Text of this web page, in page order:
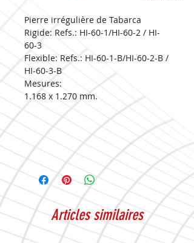
Pierre irrégulière de Tabarca
Rigide: Refs.: HI-60-1/HI-60-2 / HI-
60-3
Flexible: Refs.: HI-60-1-B/HI-60-2-B /
HI-60-3-B
Mesures:
1.168 x 1.270 mm.
Articles similaires